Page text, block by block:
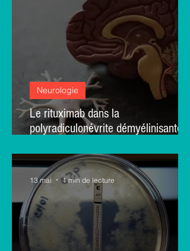
Le rituximab dans la
polyradiculonévrite démyélinisante
Neurologie
13 mai 1 min de lecture